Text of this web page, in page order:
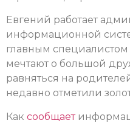
Евгений работает
информационной
главным
мечтают о большой
равняться на
недавно отметили
Как сообщает